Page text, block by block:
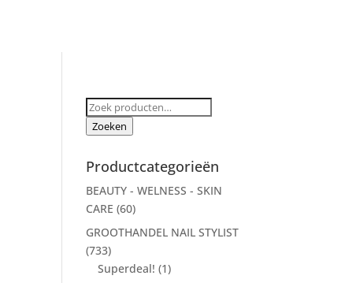
Zoeken
naar:
Zoeken
Productcategorieën
BEAUTY - WELNESS - SKIN
CARE (60)
GROOTHANDEL NAIL STYLIST
(733)
Superdeal! (1)